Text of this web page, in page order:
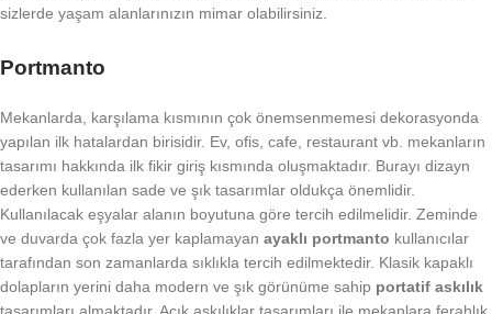
sizlerde yaşam alanlarınızın mimar olabilirsiniz.
Portmanto
Mekanlarda, karşılama kısmının çok önemsenmemesi dekorasyonda
yapılan ilk hatalardan birisidir. Ev, ofis, cafe, restaurant vb. mekanların
tasarımı hakkında ilk fikir giriş kısmında oluşmaktadır. Burayı dizayn
ederken kullanılan sade ve şık tasarımlar oldukça önemlidir.
Kullanılacak eşyalar alanın boyutuna göre tercih edilmelidir. Zeminde
ve duvarda çok fazla yer kaplamayan ayaklı portmanto kullanıcılar
tarafından son zamanlarda sıklıkla tercih edilmektedir. Klasik kapaklı
dolapların yerini daha modern ve şık görünüme sahip portatif askılık